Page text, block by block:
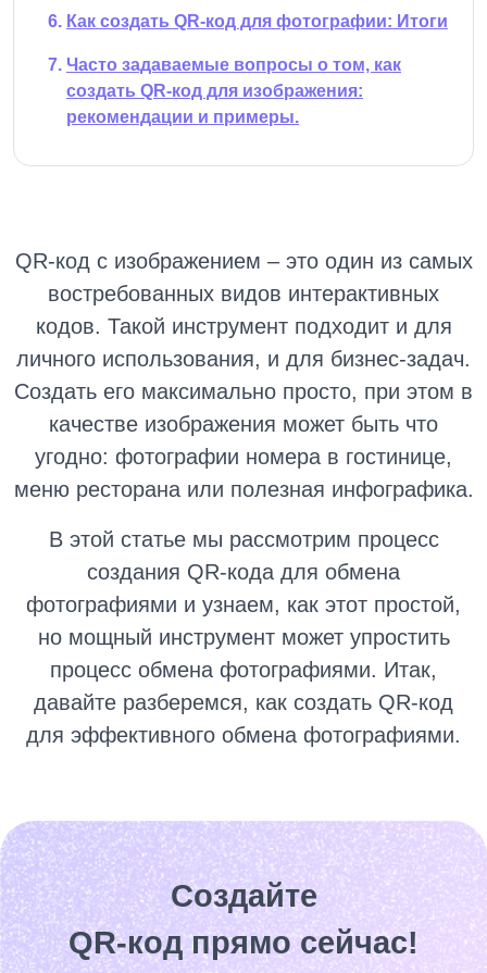
Как создать QR-код для фотографии: Итоги
Часто задаваемые вопросы о том, как
создать QR-код для изображения:
рекомендации и примеры.
QR-код с изображением – это один из самых
востребованных видов интерактивных
кодов. Такой инструмент подходит и для
личного использования, и для бизнес-задач.
Создать его максимально просто, при этом в
качестве изображения может быть что
угодно: фотографии номера в гостинице,
меню ресторана или полезная инфографика.
В этой статье мы рассмотрим процесс
создания QR-кода для обмена
фотографиями и узнаем, как этот простой,
но мощный инструмент может упростить
процесс обмена фотографиями. Итак,
давайте разберемся, как создать QR-код
для эффективного обмена фотографиями.
Создайте
QR-код прямо сейчас!